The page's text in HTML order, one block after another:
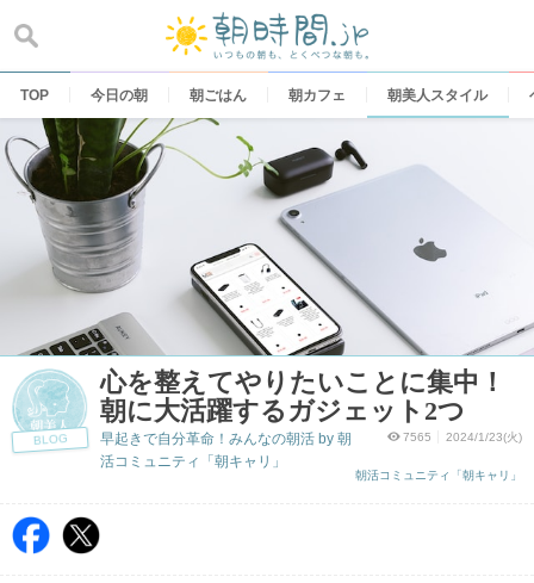
content
TOP 今日の朝 朝ごはん 朝カフェ 朝美人スタイル
BLOG
心を整えてやりたいことに集中！
朝に大活躍するガジェット2つ
7565 2024/1/23(火)
朝活コミュニティ「朝キャリ」
早起きで自分革命！みんなの朝活 by 朝
活コミュニティ「朝キャリ」